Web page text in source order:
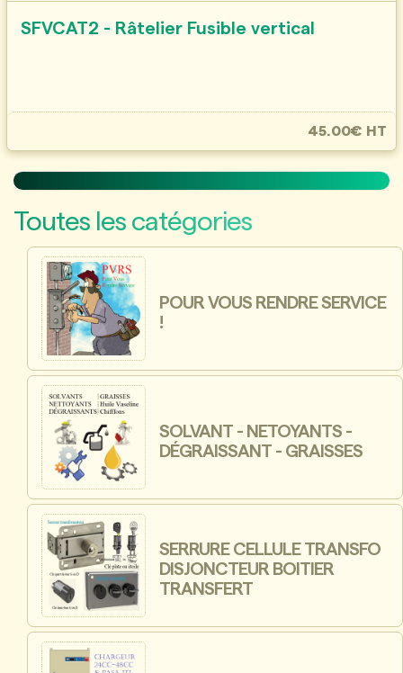
SFVCAT2 - Râtelier Fusible vertical
45.00€ HT
Toutes les catégories
POUR VOUS RENDRE SERVICE
!
SOLVANT - NETOYANTS -
DÉGRAISSANT - GRAISSES
SERRURE CELLULE TRANSFO
DISJONCTEUR BOITIER
TRANSFERT